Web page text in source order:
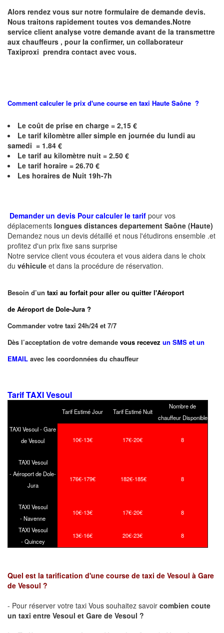
Alors rendez vous sur notre formulaire de demande devis.
Nous traitons rapidement toutes vos demandes.Notre
service client analyse votre demande avant de la transmettre
aux chauffeurs , pour la confirmer, un collaborateur
Taxiproxi prendra contact avec vous.
Comment calculer le prix d'une course en taxi Haute Saône ?
Le coût de prise en charge = 2,15 €
Le tarif kilomètre aller simple en journée du lundi au
samedi = 1.84 €
Le tarif au kilomètre nuit = 2.50 €
Le tarif horaire = 26.70 €
Les horaires de Nuit 19h-7h
Demander un devis Pour calculer le tarif pour vos
déplacements longues distances departement Saône (Haute)
Demandez nous un devis détaillé et nous l'étudirons ensemble .et
profitez d'un prix fixe sans surprise
Notre service client vous écoutera et vous aidera dans le choix
du véhicule et dans la procédure de réservation.
Besoin d’un taxi au forfait pour aller ou quitter l'Aéroport
de Aéroport de Dole-Jura ?
Commander votre taxi 24h/24 et 7/7
Dès l’acceptation de votre demande vous recevez un SMS et un
EMAIL avec les coordonnées du chauffeur
Tarif TAXI Vesoul
Tarif Estimé Jour Tarif Estimé Nuit
Nombre de
chauffeur Disponible
TAXI Vesoul - Gare
de Vesoul
10€-13€ 17€-20€ 8
TAXI Vesoul
- Aéroport de Dole-
Jura
176€-179€ 182€-185€ 8
TAXI Vesoul
- Navenne
10€-13€ 17€-20€ 8
TAXI Vesoul
- Quincey
13€-16€ 20€-23€ 8
Quel est la tarification d'une course de taxi de Vesoul à Gare
de Vesoul ?
- Pour réserver votre taxi Vous souhaitez savoir combien coute
un taxi entre Vesoul et Gare de Vesoul ?